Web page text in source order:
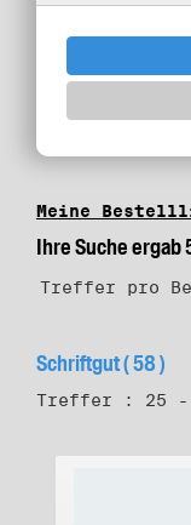
Meine
Ihre Suche ergab
Treffer pro
Schriftgut ( 58 )
Treffer : 25 -